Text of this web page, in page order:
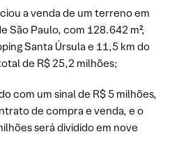
a venda de um terreno em
São Paulo, com 128.642 m²,
Santa Úrsula e 11,5 km do
de R$ 25,2 milhões;
com um sinal de R$ 5 milhões,
de compra e venda, e o
será dividido em nove